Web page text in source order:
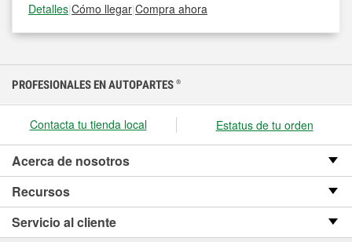
Detalles|Cómo llegar|Compra ahora
PROFESIONALES EN AUTOPARTES ®
Contacta tu tienda local Estatus de tu orden
Acerca de nosotros
Recursos
Servicio al cliente